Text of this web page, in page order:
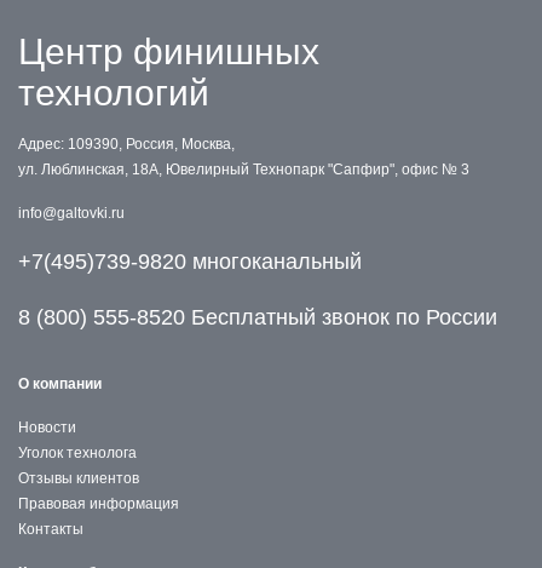
Центр финишных
технологий
Адрес: 109390, Россия, Москва,
ул. Люблинская, 18А, Ювелирный Технопарк "Сапфир", офис № 3
info@galtovki.ru
+7(495)739-9820 многоканальный
8 (800) 555-8520 Бесплатный звонок по России
О компании
Новости
Уголок технолога
Отзывы клиентов
Правовая информация
Контакты